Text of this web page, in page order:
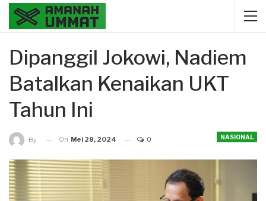
Dipanggil Jokowi, Nadiem
Batalkan Kenaikan UKT
Tahun Ini
NASIONAL
By On Mei 28, 2024 0